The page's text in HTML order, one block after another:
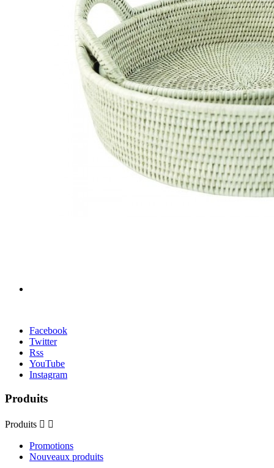
Facebook
Twitter
Rss
YouTube
Instagram
Produits
Produits  
Promotions
Nouveaux produits